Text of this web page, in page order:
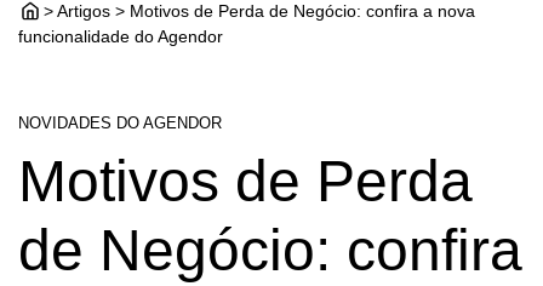
> Artigos > Motivos de Perda de Negócio: confira a nova
funcionalidade do Agendor
NOVIDADES DO AGENDOR
Motivos de Perda
de Negócio: confira